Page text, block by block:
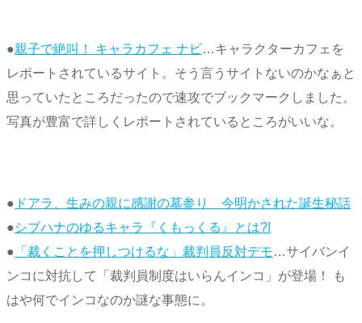
●親子で絶叫！ キャラカフェ ナビ…キャラクターカフェを
レポートされているサイト。そう言うサイトないのかなぁと
思っていたところだったので速攻でブックマークしました。
写真が豊富で詳しくレポートされているところがいいな。
● ドアラ、生みの親に感謝の墓参り 今明かされた誕生秘話
●シブハナのゆるキャラ『くもっくる』とは?!
● 「裁くことを押しつけるな」裁判員反対デモ…サイバンイ
ンコに対抗して「裁判員制度はいらんインコ」が登場！ も
はや何でインコなのか謎な事態に。